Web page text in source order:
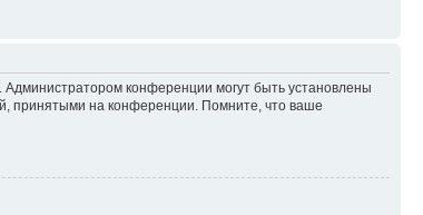
конференции могут быть установлены
принятыми на конференции. Помните, что ваше